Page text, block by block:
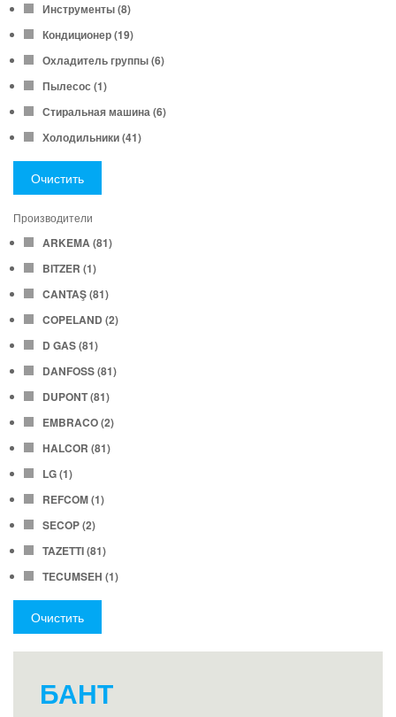
Инструменты(8)
Кондиционер(19)
Охладитель группы(6)
Пылесос(1)
Стиральная машина(6)
Холодильники(41)
Очистить
Производители
ARKEMA(81)
BITZER (1)
CANTAŞ(81)
COPELAND (2)
D GAS(81)
DANFOSS(81)
DUPONT(81)
EMBRACO(2)
HALCOR (81)
LG(1)
REFCOM(1)
SECOP(2)
TAZETTI(81)
TECUMSEH (1)
Очистить
БАНТ